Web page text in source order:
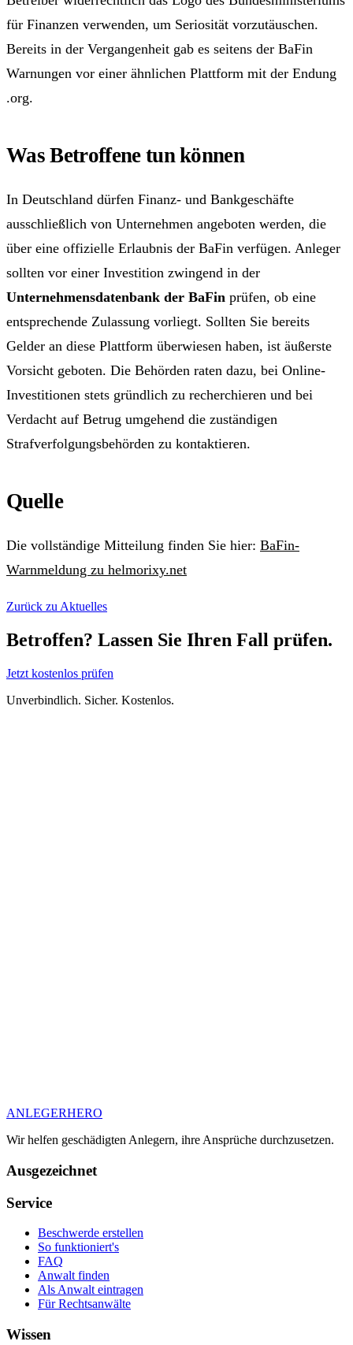
für Finanzen verwenden, um Seriosität vorzutäuschen.
Bereits in der Vergangenheit gab es seitens der BaFin
Warnungen vor einer ähnlichen Plattform mit der Endung
.org.
Was Betroffene tun können
In Deutschland dürfen Finanz- und Bankgeschäfte
ausschließlich von Unternehmen angeboten werden, die
über eine offizielle Erlaubnis der BaFin verfügen. Anleger
sollten vor einer Investition zwingend in der
Unternehmensdatenbank der BaFin prüfen, ob eine
entsprechende Zulassung vorliegt. Sollten Sie bereits
Gelder an diese Plattform überwiesen haben, ist äußerste
Vorsicht geboten. Die Behörden raten dazu, bei Online-
Investitionen stets gründlich zu recherchieren und bei
Verdacht auf Betrug umgehend die zuständigen
Strafverfolgungsbehörden zu kontaktieren.
Quelle
Die vollständige Mitteilung finden Sie hier: BaFin-
Warnmeldung zu helmorixy.net
Zurück zu Aktuelles
Betroffen? Lassen Sie Ihren Fall prüfen.
Jetzt kostenlos prüfen
Unverbindlich. Sicher. Kostenlos.
ANLEGERHERO
Wir helfen geschädigten Anlegern, ihre Ansprüche durchzusetzen.
Ausgezeichnet
Service
Beschwerde erstellen
So funktioniert's
FAQ
Anwalt finden
Als Anwalt eintragen
Für Rechtsanwälte
Wissen